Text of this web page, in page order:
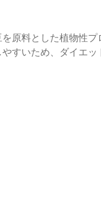
原料とした植物性
すいため、ダイエ